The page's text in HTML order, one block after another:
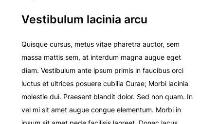
Vestibulum lacinia arcu
Quisque cursus, metus vitae pharetra auctor, sem
massa mattis sem, at interdum magna augue eget
diam. Vestibulum ante ipsum primis in faucibus orci
luctus et ultrices posuere cubilia Curae; Morbi lacinia
molestie dui. Praesent blandit dolor. Sed non quam. In
vel mi sit amet augue congue elementum. Morbi in